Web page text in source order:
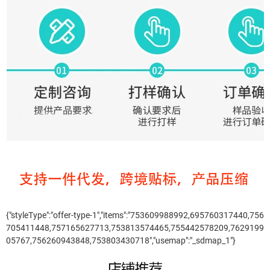
{"styleType":"offer-type-1","items":"753609988992,695760317440,756
705411448,757165627713,753813574465,755442578209,7629199
05767,756260943848,753803430718","usemap":"_sdmap_1"}